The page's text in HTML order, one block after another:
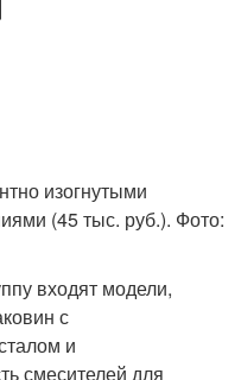
изогнутыми
(45 тыс. руб.). Фото:
входят модели,
с
и
сме­сителей для